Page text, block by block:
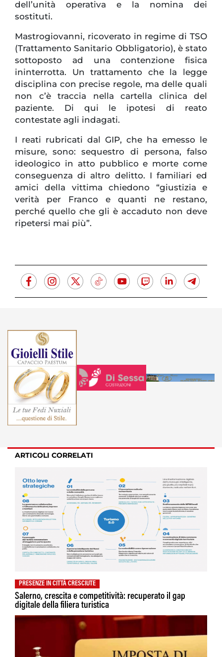
dell’unità operativa e la nomina dei
sostituti.
Mastrogiovanni, ricoverato in regime di TSO
(Trattamento Sanitario Obbligatorio), è stato
sottoposto ad una contenzione fisica
ininterrotta. Un trattamento che la legge
disciplina con precise regole, ma delle quali
non c’è traccia nella cartella clinica del
paziente. Di qui le ipotesi di reato
contestate agli indagati.
I reati rubricati dal GIP, che ha emesso le
misure, sono: sequestro di persona, falso
ideologico in atto pubblico e morte come
conseguenza di altro delitto. I familiari ed
amici della vittima chiedono “giustizia e
verità per Franco e quanti ne restano,
perché quello che gli è accaduto non deve
ripetersi mai più”.
ARTICOLI CORRELATI
PRESENZE IN CITTÀ CRESCIUTE
Salerno, crescita e competitività: recuperato il gap
digitale della filiera turistica